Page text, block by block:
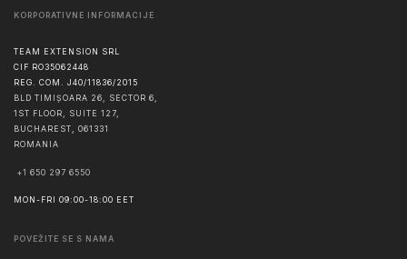
KORPORATIVNE INFORMACIJE
TEAM EXTENSION SRL
CIF RO35062448
REG. COM. J40/11836/2015
BLD TIMIȘOARA 26, SECTOR 6,
1ST FLOOR, SUITE 127,
BUCHAREST
061331
ROMANIA
+1 650 297 6550
MON-FRI 09:00-18:00 EET
POVEŽITE SE S NAMA